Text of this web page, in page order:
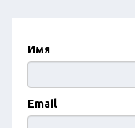
Имя
Email